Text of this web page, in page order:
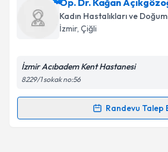
talebi oluşturun. Size bu uzmandan
için bir takvim hazırlandığında e-
bilgilendireceğiz.
Kişisel verilerimin
Op. Dr. Kağan
Kadın Hastalıkları ve Doğum
İzmir, Çiğli
İzmir Acıbadem Kent Hastanesi
8229/1 sokak no:56
Randevu Talep
Randevu Takvimi Talebi